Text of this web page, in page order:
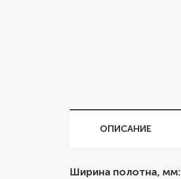
ОПИСАНИЕ
Ширина полотна, мм: